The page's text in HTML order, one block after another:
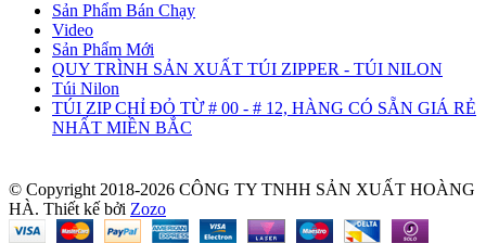
Sản Phẩm Bán Chạy
Video
Sản Phẩm Mới
QUY TRÌNH SẢN XUẤT TÚI ZIPPER - TÚI NILON
Túi Nilon
TÚI ZIP CHỈ ĐỎ TỪ # 00 - # 12, HÀNG CÓ SẴN GIÁ RẺ
NHẤT MIỀN BẮC
© Copyright 2018-2026 CÔNG TY TNHH SẢN XUẤT HOÀNG
HÀ. Thiết kế bởi Zozo